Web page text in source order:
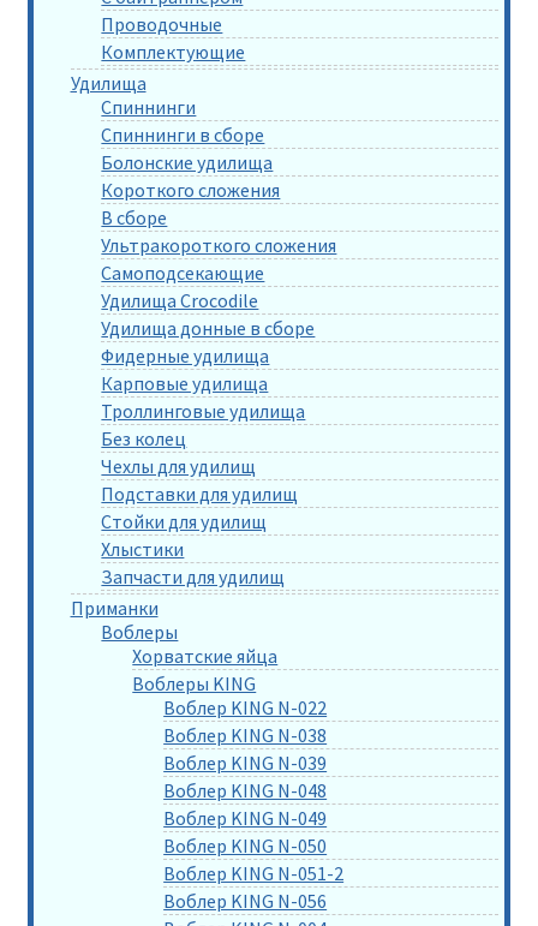
Проводочные
Комплектующие
Удилища
Спиннинги
Спиннинги в сборе
Болонские удилища
Короткого сложения
В сборе
Ультракороткого сложения
Самоподсекающие
Удилища Crocodile
Удилища донные в сборе
Фидерные удилища
Карповые удилища
Троллинговые удилища
Без колец
Чехлы для удилищ
Подставки для удилищ
Стойки для удилищ
Хлыстики
Запчасти для удилищ
Приманки
Воблеры
Хорватские яйца
Воблеры KING
Воблер KING N-022
Воблер KING N-038
Воблер KING N-039
Воблер KING N-048
Воблер KING N-049
Воблер KING N-050
Воблер KING N-051-2
Воблер KING N-056